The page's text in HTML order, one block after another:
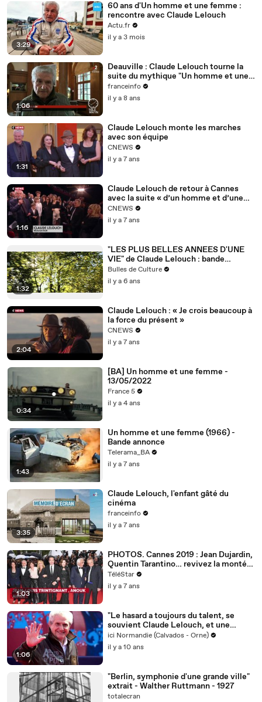
3:29
60 ans d'Un homme et une femme :
rencontre avec Claude Lelouch
Actu.fr
il y a 3 mois
1:06
Deauville : Claude Lelouch tourne la
suite du mythique "Un homme et une
femme"
franceinfo
il y a 8 ans
1:31
Claude Lelouch monte les marches
avec son équipe
CNEWS
il y a 7 ans
1:16
Claude Lelouch de retour à Cannes
avec la suite « d’un homme et d’une
femme »
CNEWS
il y a 7 ans
1:32
"LES PLUS BELLES ANNEES D'UNE
VIE" de Claude Lelouch : bande
annonce du film
Bulles de Culture
il y a 6 ans
2:04
Claude Lelouch : « Je crois beaucoup à
la force du présent »
CNEWS
il y a 7 ans
0:34
[BA] Un homme et une femme -
13/05/2022
France 5
il y a 4 ans
1:43
Un homme et une femme (1966) -
Bande annonce
Telerama_BA
il y a 7 ans
3:35
Claude Lelouch, l'enfant gâté du
cinéma
franceinfo
il y a 7 ans
1:03
PHOTOS. Cannes 2019 : Jean Dujardin,
Quentin Tarantino… revivez la montée
des marches du 18 mai
TéléStar
il y a 7 ans
1:06
"Le hasard a toujours du talent, se
souvient Claude Lelouch, et une
carrière de cinéaste, c’est fait de haut
et de bas."
ici Normandie (Calvados - Orne)
il y a 10 ans
"Berlin, symphonie d'une grande ville"
extrait - Walther Ruttmann - 1927
totalecran